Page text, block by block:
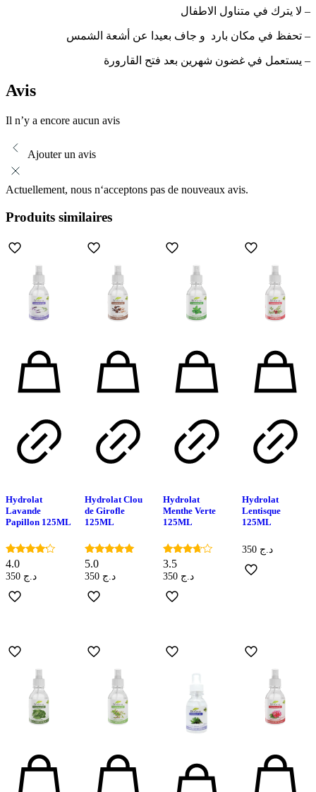
– لا يترك في متناول الاطفال
– تحفظ في مكان بارد و جاف بعيدا عن أشعة الشمس
– يستعمل في غضون شهرين بعد فتح القارورة
Avis
Il n’y a encore aucun avis
Ajouter un avis
Actuellement, nous n‘acceptons pas de nouveaux avis.
Produits similaires
Hydrolat
Lavande
Papillon 125ML
Note
4.00
sur 5
4.0
د.ج
Hydrolat Clou
de Girofle
125ML
Note
5.00
sur 5
5.0
د.ج 350
Hydrolat
Menthe Verte
125ML
Note
3.50
sur 5
3.5
د.ج
Hydrolat
Lentisque
125ML
د.ج 350